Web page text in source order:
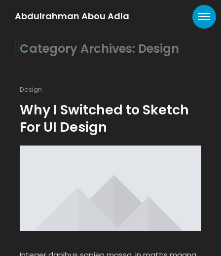
Abdulrahman Abou Adla
Category Archives: Design
Design
Why I Switched to Sketch
For UI Design